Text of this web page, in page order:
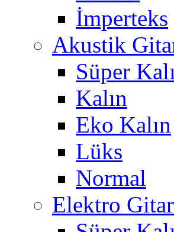
İmperteks
Akustik
Süper
Kalın
Eko Kalın
Lüks
Normal
Elektro Gitar